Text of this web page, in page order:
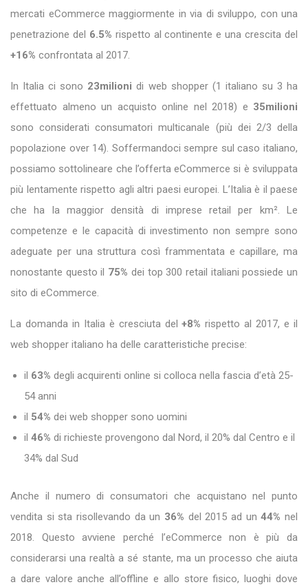
mercati eCommerce maggiormente in via di sviluppo, con una
penetrazione del 6.5% rispetto al continente e una crescita del
+16% confrontata al 2017.
In Italia ci sono 23milioni di web shopper (1 italiano su 3 ha
effettuato almeno un acquisto online nel 2018) e 35milioni
sono considerati consumatori multicanale (più dei 2/3 della
popolazione over 14). Soffermandoci sempre sul caso italiano,
possiamo sottolineare che l’offerta eCommerce si è sviluppata
più lentamente rispetto agli altri paesi europei. L’Italia è il paese
che ha la maggior densità di imprese retail per km². Le
competenze e le capacità di investimento non sempre sono
adeguate per una struttura così frammentata e capillare, ma
nonostante questo il 75% dei top 300 retail italiani possiede un
sito di eCommerce.
La domanda in Italia è cresciuta del+8% rispetto al 2017, e il
web shopper italiano ha delle caratteristiche precise:
il 63% degli acquirenti online si colloca nella fascia d’età 25-
54 anni
il 54% dei web shopper sono uomini
il 46% di richieste provengono dal Nord, il 20% dal Centro e il
34% dal Sud
Anche il numero di consumatori che acquistano nel punto
vendita si sta risollevando da un 36% del 2015 ad un44% nel
2018. Questo avviene perché l’eCommerce non è più da
considerarsi una realtà a sé stante, ma un processo che aiuta
a dare valore anche all’offline e allo store fisico, luoghi dove